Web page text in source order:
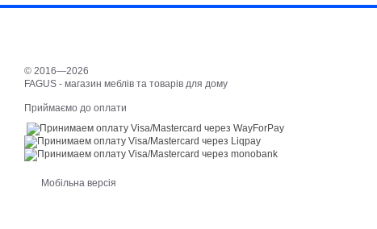
© 2016—2026
FAGUS - магазин меблів та товарів для дому
Приймаємо до оплати
Мобільна версія